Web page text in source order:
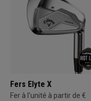
Fers Elyte X
Fer à l'unité à partir de €